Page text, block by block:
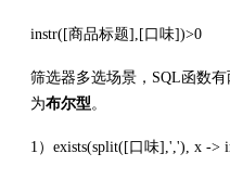
instr([商品标题],[口味])>0
筛选器多选场景，SQL函数
为布尔型 。
1）exists(split([口味],','), x ->